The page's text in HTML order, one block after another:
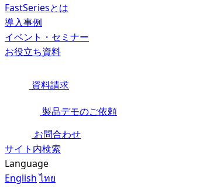
FastSeriesとは
導入事例
イベント・セミナー
お役立ち資料
資料請求
製品デモのご依頼
お問合わせ
サイト内検索
Language
English ไทย